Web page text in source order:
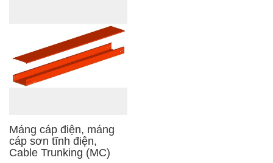
Máng cáp điện, máng
cáp sơn tĩnh điện,
Cable Trunking (MC)